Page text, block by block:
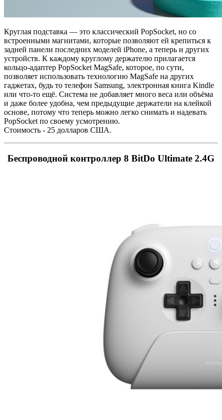
Круглая подставка — это классический PopSocket, но со
встроенными магнитами, которые позволяют ей крепиться к
задней панели последних моделей iPhone, а теперь и других
устройств. К каждому круглому держателю прилагается
кольцо-адаптер PopSocket MagSafe, которое, по сути,
позволяет использовать технологию MagSafe на других
гаджетах, будь то телефон Samsung, электронная книга Kindle
или что-то ещё. Система не добавляет много веса или объёма
и даже более удобна, чем предыдущие держатели на клейкой
основе, потому что теперь можно легко снимать и надевать
PopSocket по своему усмотрению.
Стоимость - 25 долларов США.
Беспроводной контроллер 8 BitDo Ultimate 2.4G